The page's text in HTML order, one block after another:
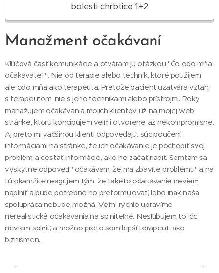
bolesti chrbtice 1+2
Manažment očakávaní
Kľúčová časť komunikácie a otváram ju otázkou "Čo odo mňa
očakávate?". Nie od terapie alebo techník, ktoré použijem,
ale odo mňa ako terapeuta. Pretože pacient uzatvára vzťah
s terapeutom, nie s jeho technikami alebo prístrojmi. Roky
manažujem očakávania mojich klientov už na mojej web
stránke, ktorú koncipujem veľmi otvorene až nekompromisne.
Aj preto mi väčšinou klienti odpovedajú, súc poučení
informáciami na stránke, že ich očakávanie je pochopiť svoj
problém a dostať informácie, ako ho začať riadiť. Semtam sa
vyskytne odpoveď "očakávam, že ma zbavíte problému" a na
tú okamžite reagujem tým, že takéto očakávanie neviem
naplniť a bude potrebné ho preformulovať, lebo inak naša
spolupráca nebude možná. Veľmi rýchlo upravíme
nerealistické očakávania na splniteľné. Nesľubujem to, čo
neviem splniť, a možno preto som lepší terapeut, ako
biznismen.